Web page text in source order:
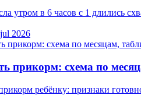
утром в 6 часов с 1 длились
2026
прикорм: схема по
ребёнку: признаки